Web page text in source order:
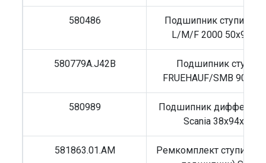
580486
Подшипник ступицы
L/M/F 2000
580779A.J42B
Подшипник
FRUEHAUF/SMB
580989
Подшипник
Scania 38x94x31,5
581863.01.AM
Ремкомплект ступицы